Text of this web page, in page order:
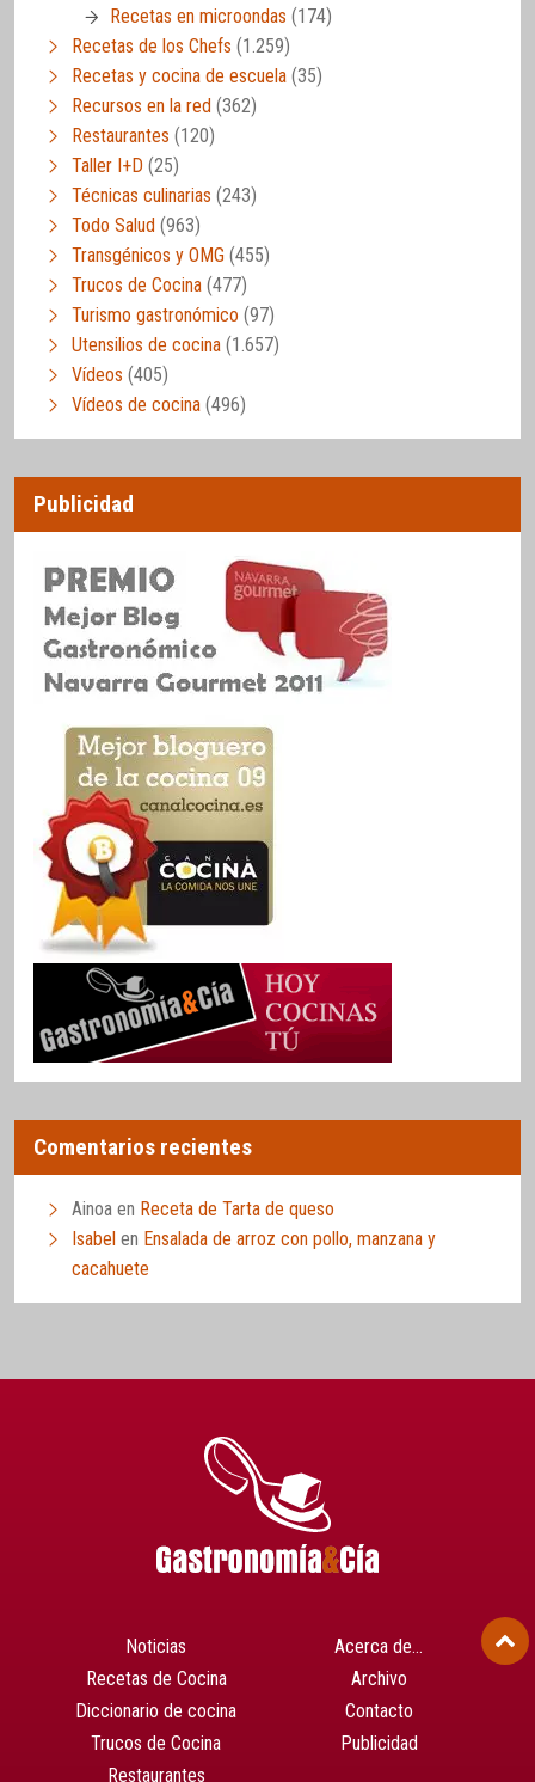
Recetas en microondas (174)
Recetas de los Chefs (1.259)
Recetas y cocina de escuela (35)
Recursos en la red (362)
Restaurantes (120)
Taller I+D (25)
Técnicas culinarias (243)
Todo Salud (963)
Transgénicos y OMG (455)
Trucos de Cocina (477)
Turismo gastronómico (97)
Utensilios de cocina (1.657)
Vídeos (405)
Vídeos de cocina (496)
Publicidad
Comentarios recientes
Ainoa en Receta de Tarta de queso
Isabel en Ensalada de arroz con pollo, manzana y
cacahuete
Noticias
Recetas de Cocina
Diccionario de cocina
Trucos de Cocina
Restaurantes
Acerca de…
Archivo
Contacto
Publicidad